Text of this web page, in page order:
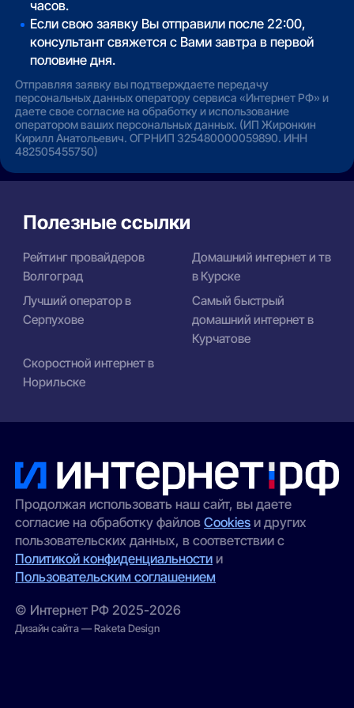
часов.
Если свою заявку Вы отправили после 22:00,
консультант свяжется с Вами завтра в первой
половине дня.
Отправляя заявку вы подтверждаете передачу
персональных данных оператору сервиса «Интернет РФ» и
даете свое согласие на обработку и использование
оператором ваших персональных данных. (ИП Жиронкин
Кирилл Анатольевич. ОГРНИП 325480000059890. ИНН
482505455750)
Полезные ссылки
Рейтинг провайдеров
Волгоград
Домашний интернет и тв
в Курске
Лучший оператор в
Серпухове
Самый быстрый
домашний интернет в
Курчатове
Скоростной интернет в
Норильске
Продолжая использовать наш сайт, вы даете
согласие на обработку файловCookies и других
пользовательских данных, в соответствии с
Политикой конфиденциальности и
Пользовательским соглашением
© Интернет РФ 2025-2026
Дизайн сайта — Raketa Design